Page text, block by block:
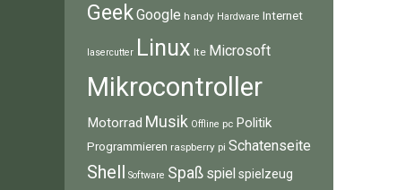
GeekGoogle handy Hardware Internet
lasercutter Linux lte Microsoft
Mikrocontroller
Motorrad Musik Offline pc Politik
Programmieren raspberry pi Schatenseite
Shell Software Spaß spiel spielzeug